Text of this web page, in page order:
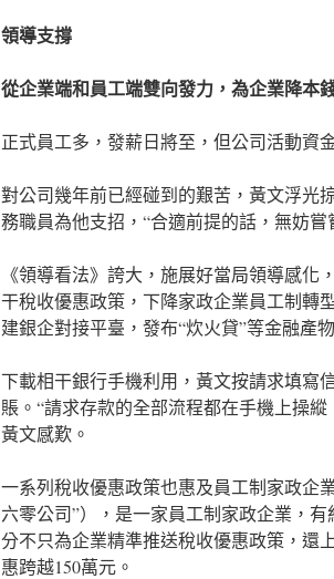
領導支撐
從企業端和員工端雙向發力，為企業降本
正式員工多，發薪日將至，但公司活動資
對公司幾年前已經碰到的艱苦，黃文浮光
務職員為他支招，“合適前提的話，無妨嘗
《領導看法》誇大，施展好當局領導感
干稅收優惠政策，下降家政企業員工制轉
建銀企對接平臺，發布“炊火貸”等金融產
下載相干銀行手機利用，黃文按請求填寫
賬。“請求存款的全部流程都在手機上操
黃文感歎。
一系列稅收優惠政策也惠及員工制家政企
六零公司”），是一家員工制家政企業，
分不只為企業精準推送稅收優惠政策，還
惠跨越150萬元。